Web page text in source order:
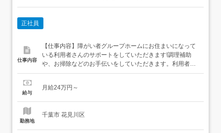
正社員
仕事内容
【仕事内容】障がい者グループホームにお住まいになって
いる利用者さんのサポートをしていただきます!調理補助
や、お掃除などのお手伝いをしていただきます。利用者さ
んとお話することも大事な仕事です 介護や福祉経験のある
で大丈夫です!!<仕事内容>・入居者の日常生活のサポート
給与
月給24万円～
勤務地
千葉市 花見川区